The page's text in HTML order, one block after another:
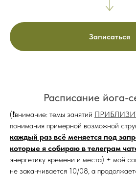
Записаться
Расписание йога-
(❗️внимание: темы занятий
понимания примерной возможной
каждый раз всё меняется под
которые я собираю в телеграм
энергетику времени и места) + моё
не заканчивается 10/08, а